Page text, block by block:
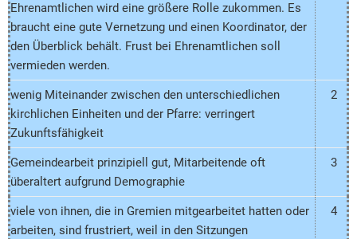
Ehrenamtlichen wird eine größere Rolle zukommen. Es
braucht eine gute Vernetzung und einen Koordinator, der
den Überblick behält. Frust bei Ehrenamtlichen soll
vermieden werden.
wenig Miteinander zwischen den unterschiedlichen
kirchlichen Einheiten und der Pfarre: verringert
Zukunftsfähigkeit
2
Gemeindearbeit prinzipiell gut, Mitarbeitende oft
überaltert aufgrund Demographie
3
viele von ihnen, die in Gremien mitgearbeitet hatten oder
arbeiten, sind frustriert, weil in den Sitzungen
4